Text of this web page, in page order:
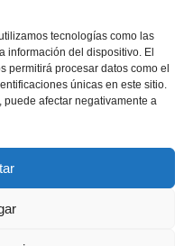
tecnologías como las
información del dispositivo. El
permitirá procesar datos como el
únicas en este sitio.
puede afectar negativamente a
Mariscal.